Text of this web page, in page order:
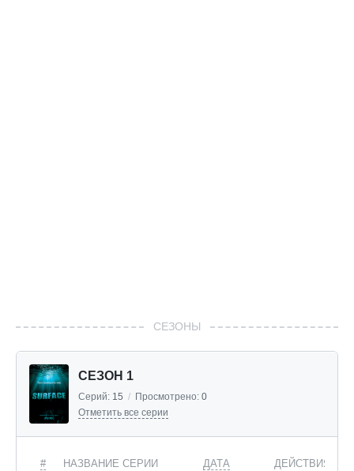
СЕЗОНЫ
СЕЗОН 1
Серий: 15 / Просмотрено: 0
Отметить все серии
# НАЗВАНИЕ СЕРИИ ДАТА ДЕЙСТВИЯ